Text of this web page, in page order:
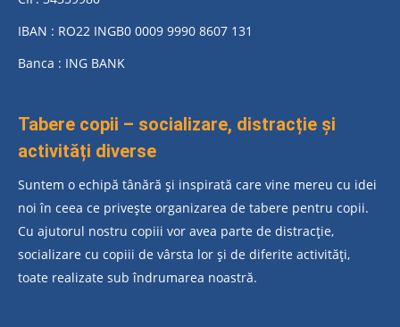
IBAN : RO22 INGB0 0009 9990 8607 131
Banca : ING BANK
Tabere copii – socializare, distracție și
activități diverse
Suntem o echipă tânără și inspirată care vine mereu cu idei
noi în ceea ce privește organizarea de tabere pentru copii.
Cu ajutorul nostru copiii vor avea parte de distracție,
socializare cu copiii de vârsta lor și de diferite activități,
toate realizate sub îndrumarea noastră.